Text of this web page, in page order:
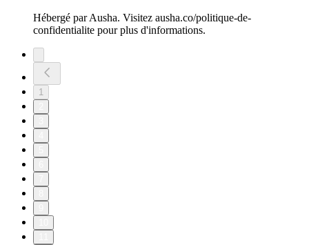
Hébergé par Ausha. Visitez ausha.co/politique-de-
confidentialite pour plus d'informations.
1